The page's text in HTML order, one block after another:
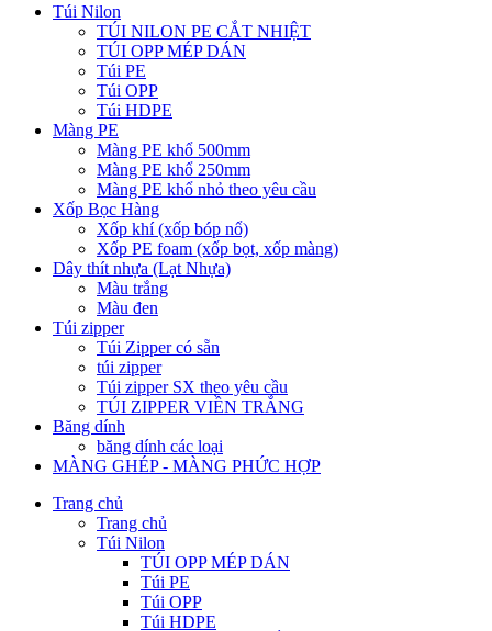
Túi Nilon
TÚI NILON PE CẮT NHIỆT
TÚI OPP MÉP DÁN
Túi PE
Túi OPP
Túi HDPE
Màng PE
Màng PE khổ 500mm
Màng PE khổ 250mm
Màng PE khổ nhỏ theo yêu cầu
Xốp Bọc Hàng
Xốp khí (xốp bóp nổ)
Xốp PE foam (xốp bọt, xốp màng)
Dây thít nhựa (Lạt Nhựa)
Màu trắng
Màu đen
Túi zipper
Túi Zipper có sẵn
túi zipper
Túi zipper SX theo yêu cầu
TÚI ZIPPER VIỀN TRẮNG
Băng dính
băng dính các loại
MÀNG GHÉP - MÀNG PHỨC HỢP
Trang chủ
Trang chủ
Túi Nilon
TÚI OPP MÉP DÁN
Túi PE
Túi OPP
Túi HDPE